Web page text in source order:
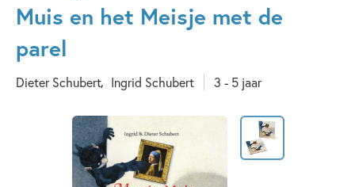
Muis en het Meisje met de
parel
Dieter Schubert Ingrid Schubert 3 - 5 jaar